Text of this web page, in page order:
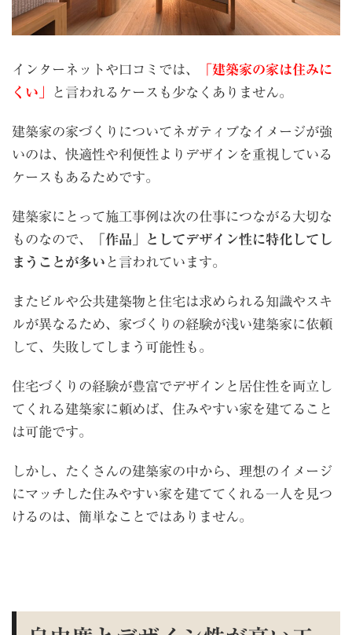
インターネットや口コミでは、
「建築家の家は住みに
くい」
と言われるケースも少なくありません。
建築家の家づくりについてネガティブなイメージが強
いのは、快適性や利便性よりデザインを重視している
ケースもあるためです。
建築家にとって施工事例は次の仕事につながる大切な
ものなので、
「作品」としてデザイン性に特化してし
まうことが多い と言われています。
またビルや公共建築物と住宅は求められる知識やスキ
ルが異なるため、家づくりの経験が浅い建築家に依頼
して、失敗してしまう可能性も。
住宅づくりの経験が豊富でデザインと居住性を両立し
てくれる建築家に頼めば、住みやすい家を建てること
は可能です。
しかし、たくさんの建築家の中から、理想のイメージ
にマッチした住みやすい家を建ててくれる一人を見つ
けるのは、簡単なことではありません。